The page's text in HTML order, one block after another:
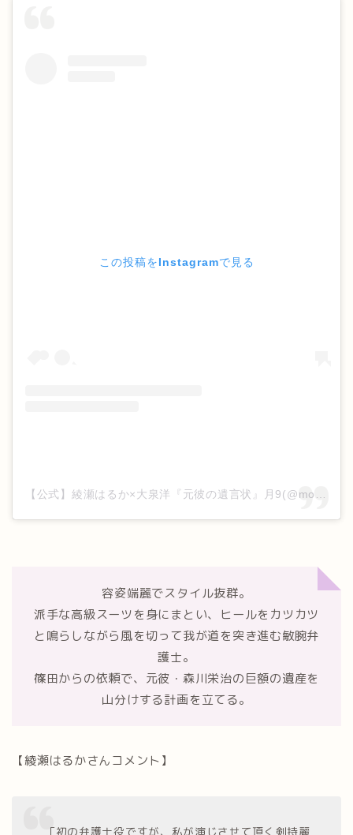
この投稿をInstagramで見る
容姿端麗でスタイル抜群。
派手な高級スーツを身にまとい、ヒールをカツカツ
と鳴らしながら風を切って我が道を突き進む敏腕弁
護士。
篠田からの依頼で、元彼・森川栄治の巨額の遺産を
山分けする計画を立てる。
【綾瀬はるかさんコメント】
「初の弁護士役ですが、私が演じさせて頂く剣持麗